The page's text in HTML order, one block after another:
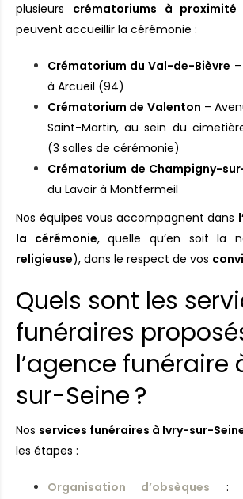
plusieurs crématoriums à proximité
peuvent accueillir la cérémonie :
Crématorium du Val-de-Bièvre
à Arcueil (94)
Crématorium de Valenton –
Saint-Martin, au sein du
(3 salles de cérémonie)
Crématorium de Champigny-
du Lavoir à Montfermeil
Nos équipes vous accompagnent dans
la cérémonie, quelle qu’en soit la
religieuse), dans le respect de vos
Quels sont les
funéraires
l’agence funéraire
sur-Seine ?
Nos services funéraires à Ivry-sur-
les étapes :
Organisation d’obsèques :